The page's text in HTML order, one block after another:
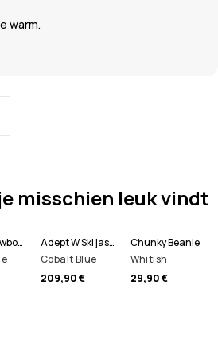
warm.
misschien leuk vindt
Adept Snowboard jas Heren
Adept W Ski jas Dames
Cobalt Blue
209,90 €
Chunky Beanie
Whitish
29,90 €